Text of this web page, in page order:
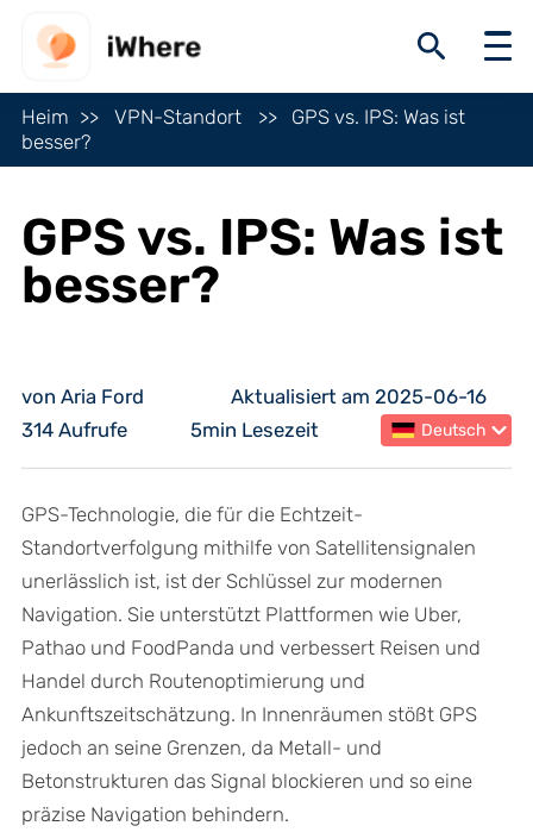
Heim VPN-Standort
GPS vs. IPS: Was ist
besser?
GPS vs. IPS: Was ist
besser?
von Aria Ford
Aktualisiert am 2025-06-16
314 Aufrufe
5min Lesezeit Deutsch
GPS-Technologie, die für die Echtzeit-
Standortverfolgung mithilfe von Satellitensignalen
unerlässlich ist, ist der Schlüssel zur modernen
Navigation. Sie unterstützt Plattformen wie Uber,
Pathao und FoodPanda und verbessert Reisen und
Handel durch Routenoptimierung und
Ankunftszeitschätzung. In Innenräumen stößt GPS
jedoch an seine Grenzen, da Metall- und
Betonstrukturen das Signal blockieren und so eine
präzise Navigation behindern.